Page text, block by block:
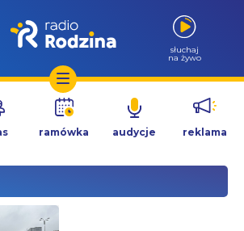
słuchaj
na żywo
ramówka audycje reklama